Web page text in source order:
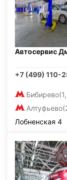
Автосервис
+7 (499) 110-
Бибирево
Алтуфьево
Лобненская 4